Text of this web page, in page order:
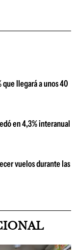
llegará a unos 40
en 4,3% interanual
vuelos durante las